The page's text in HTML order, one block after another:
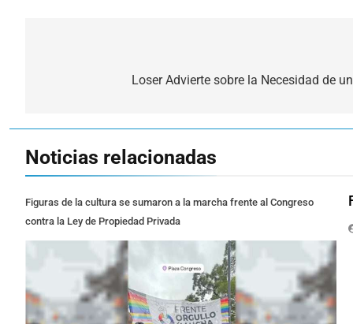
Loser Advierte sobre la Necesidad de
Noticias relacionadas
Figuras de la cultura se sumaron a la marcha frente al Congreso
contra la Ley de Propiedad Privada